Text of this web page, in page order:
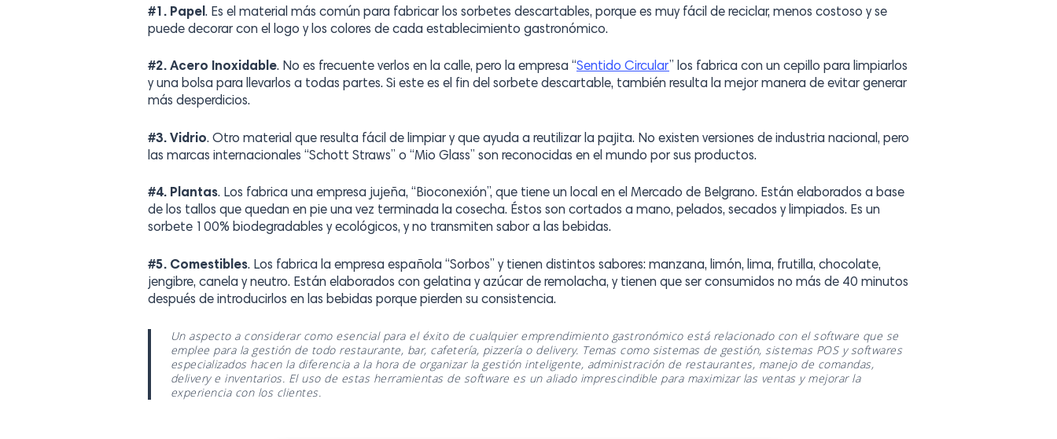
#1. Papel. Es el material más común para fabricar los sorbetes descartables, porque es muy fácil de reciclar, menos costoso y se
puede decorar con el logo y los colores de cada establecimiento gastronómico.
#2. Acero Inoxidable. No es frecuente verlos en la calle, pero la empresa “Sentido Circular” los fabrica con un cepillo para limpiarlos
y una bolsa para llevarlos a todas partes. Si este es el fin del sorbete descartable, también resulta la mejor manera de evitar generar
más desperdicios.
#3. Vidrio. Otro material que resulta fácil de limpiar y que ayuda a reutilizar la pajita. No existen versiones de industria nacional, pero
las marcas internacionales “Schott Straws” o “Mio Glass” son reconocidas en el mundo por sus productos.
#4. Plantas. Los fabrica una empresa jujeña, “Bioconexión”, que tiene un local en el Mercado de Belgrano. Están elaborados a base
de los tallos que quedan en pie una vez terminada la cosecha. Éstos son cortados a mano, pelados, secados y limpiados. Es un
sorbete 100% biodegradables y ecológicos, y no transmiten sabor a las bebidas.
#5. Comestibles. Los fabrica la empresa española “Sorbos” y tienen distintos sabores: manzana, limón, lima, frutilla, chocolate,
jengibre, canela y neutro. Están elaborados con gelatina y azúcar de remolacha, y tienen que ser consumidos no más de 40 minutos
después de introducirlos en las bebidas porque pierden su consistencia.
Un aspecto a considerar como esencial para el éxito de cualquier emprendimiento gastronómico está relacionado con el software que se
emplee para la gestión de todo restaurante, bar, cafetería, pizzería o delivery. Temas como sistemas de gestión, sistemas POS y softwares
especializados hacen la diferencia a la hora de organizar la gestión inteligente, administración de restaurantes, manejo de comandas,
delivery e inventarios. El uso de estas herramientas de software es un aliado imprescindible para maximizar las ventas y mejorar la
experiencia con los clientes.